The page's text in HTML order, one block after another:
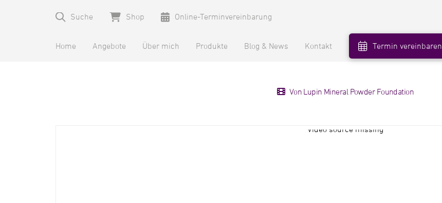
Suche Shop Online-Terminvereinbarung
Home Angebote Über mich Produkte Blog & News Kontakt Termin vereinbaren
Von Lupin Mineral Powder Foundation
Video source missing